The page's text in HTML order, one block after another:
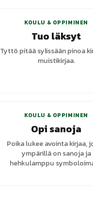
KOULU & OPPIMINEN
Tuo läksyt
Tyttö pitää sylissään pinoa
muistikirjaa.
KOULU & OPPIMINEN
Opi sanoja
Poika lukee avointa kirjaa,
ympärillä on sanoja ja
hehkulamppu